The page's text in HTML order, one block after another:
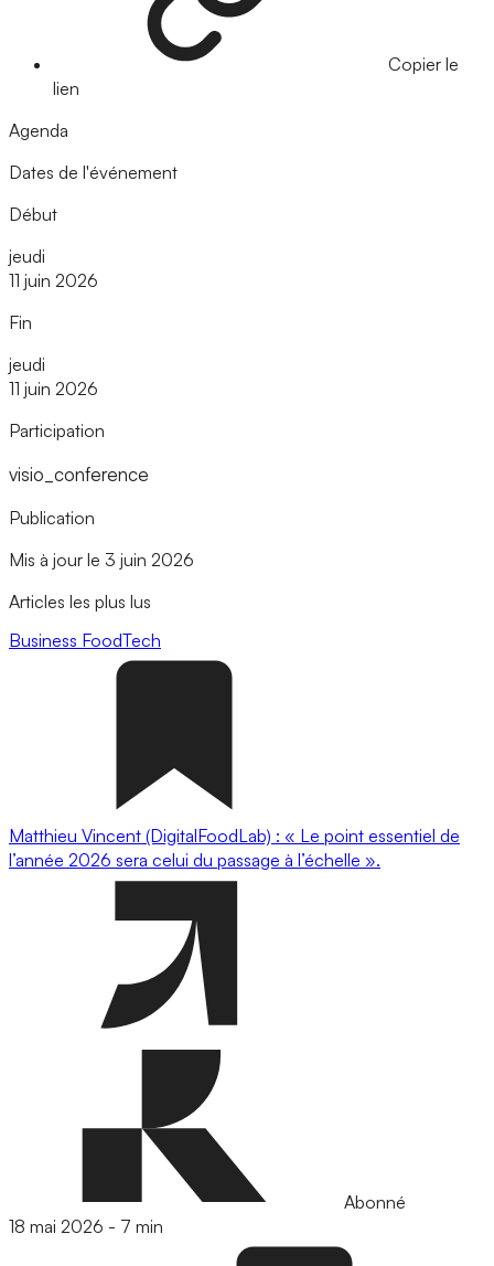
Copier le
lien
Agenda
Dates de l'événement
Début
jeudi
11 juin 2026
Fin
jeudi
11 juin 2026
Participation
visio_conference
Publication
Mis à jour le 3 juin 2026
Articles les plus lus
Business FoodTech
Matthieu Vincent (DigitalFoodLab) : « Le point essentiel de
l’année 2026 sera celui du passage à l’échelle ».
Abonné
18 mai 2026 - 7 min